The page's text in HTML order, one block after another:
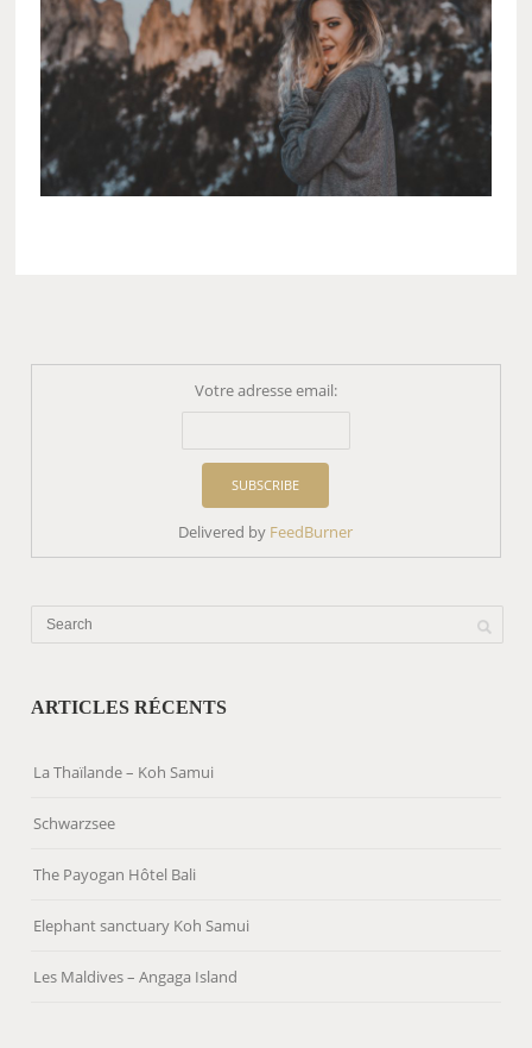
Votre adresse email:
Delivered by FeedBurner
ARTICLES RÉCENTS
La Thaïlande – Koh Samui
Schwarzsee
The Payogan Hôtel Bali
Elephant sanctuary Koh Samui
Les Maldives – Angaga Island